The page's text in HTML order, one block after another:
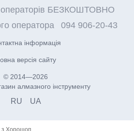
операторів БЕЗКОШТОВНО
оператора
094 906-20-43
інформація
версія сайту
© 2014—2026
алмазного інструменту
RU UA
з Хорошоп